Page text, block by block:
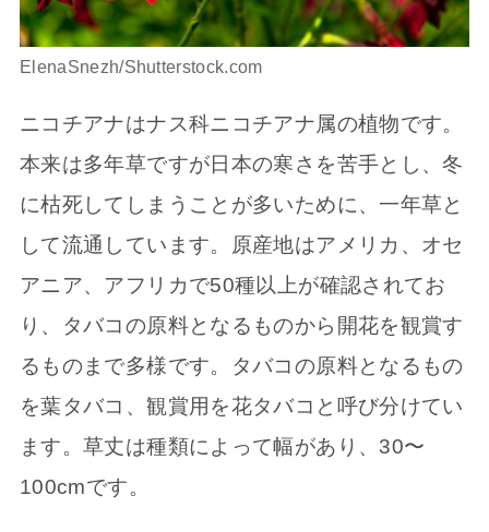
ElenaSnezh/Shutterstock.com
ニコチアナはナス科ニコチアナ属の植物です。
本来は多年草ですが日本の寒さを苦手とし、冬
に枯死してしまうことが多いために、一年草と
して流通しています。原産地はアメリカ、オセ
アニア、アフリカで50種以上が確認されてお
り、タバコの原料となるものから開花を観賞す
るものまで多様です。タバコの原料となるもの
を葉タバコ、観賞用を花タバコと呼び分けてい
ます。草丈は種類によって幅があり、30〜
100cmです。